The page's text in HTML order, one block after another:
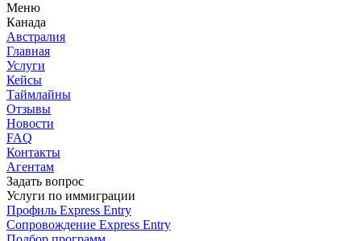
Меню
Канада
Австралия
Главная
Услуги
Кейсы
Таймлайны
Отзывы
Новости
FAQ
Контакты
Агентам
Задать вопрос
Услуги по иммиграции
Профиль Express Entry
Сопровождение Express Entry